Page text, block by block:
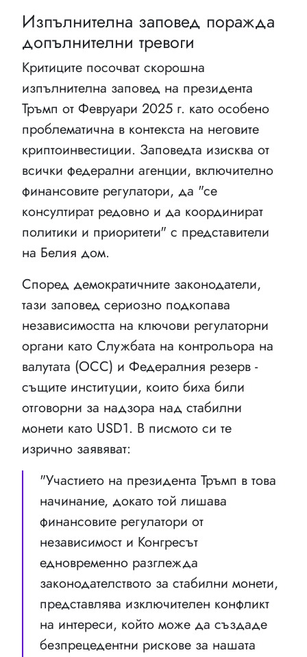
Изпълнителна заповед поражда
допълнителни тревоги
Критиците посочват скорошна
изпълнителна заповед на президента
Тръмп от Февруари 2025 г. като особено
проблематична в контекста на неговите
криптоинвестиции. Заповедта изисква от
всички федерални агенции, включително
финансовите регулатори, да "се
консултират редовно и да координират
политики и приоритети" с представители
на Белия дом.
Според демократичните законодатели,
тази заповед сериозно подкопава
независимостта на ключови регулаторни
органи като Службата на контрольора на
валутата (OCC) и Федералния резерв -
същите институции, които биха били
отговорни за надзора над стабилни
монети като USD1. В писмото си те
изрично заявяват:
"Участието на президента Тръмп в това
начинание, докато той лишава
финансовите регулатори от
независимост и Конгресът
едновременно разглежда
законодателството за стабилни монети,
представлява изключителен конфликт
на интереси, който може да създаде
безпрецедентни рискове за нашата